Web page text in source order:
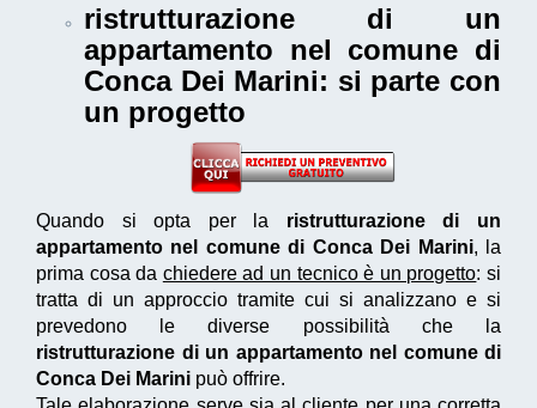
ristrutturazione di un
appartamento nel comune di
Conca Dei Marini: si parte con
un progetto
Quando si opta per la ristrutturazione di un
appartamento nel comune di Conca Dei Marini, la
prima cosa da chiedere ad un tecnico è un progetto: si
tratta di un approccio tramite cui si analizzano e si
prevedono le diverse possibilità che la
ristrutturazione di un appartamento nel comune di
Conca Dei Marini può offrire.